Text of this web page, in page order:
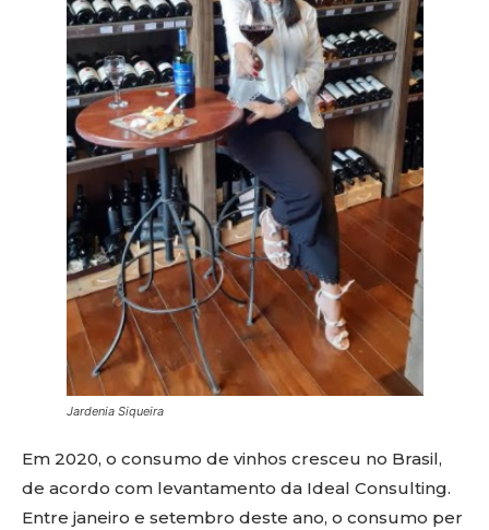
Jardenia Siqueira
Em 2020, o consumo de vinhos cresceu no Brasil,
de acordo com levantamento da Ideal Consulting.
Entre janeiro e setembro deste ano, o consumo per